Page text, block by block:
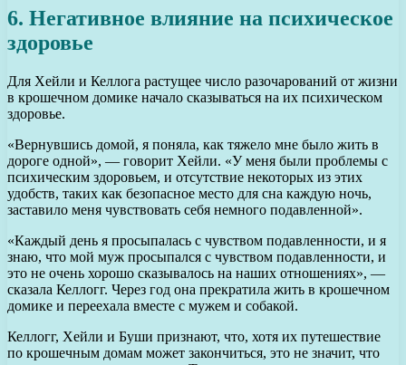
6. Негативное влияние на психическое
здоровье
Для Хейли и Келлога растущее число разочарований от жизни
в крошечном домике начало сказываться на их психическом
здоровье.
«Вернувшись домой, я поняла, как тяжело мне было жить в
дороге одной», — говорит Хейли. «У меня были проблемы с
психическим здоровьем, и отсутствие некоторых из этих
удобств, таких как безопасное место для сна каждую ночь,
заставило меня чувствовать себя немного подавленной».
«Каждый день я просыпалась с чувством подавленности, и я
знаю, что мой муж просыпался с чувством подавленности, и
это не очень хорошо сказывалось на наших отношениях», —
сказала Келлогг. Через год она прекратила жить в крошечном
домике и переехала вместе с мужем и собакой.
Келлогг, Хейли и Буши признают, что, хотя их путешествие
по крошечным домам может закончиться, это не значит, что